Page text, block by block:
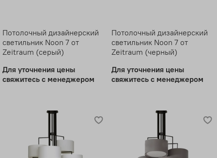
Потолочный дизайнерский
светильник Noon 7 от
Zeitraum (серый)
Для уточнения цены
свяжитесь с менеджером
Потолочный дизайнерский
светильник Noon 7 от
Zeitraum (черный)
Для уточнения цены
свяжитесь с менеджером